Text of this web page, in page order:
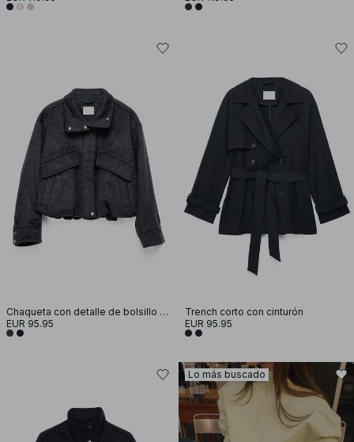
Chaqueta con detalle de bolsillo de mezcla de lana
EUR 95.95
Trench corto con cinturón
EUR 95.95
Lo más buscado